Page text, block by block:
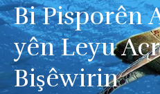
Bi Pisporên
yên Leyu
Bişêwirin